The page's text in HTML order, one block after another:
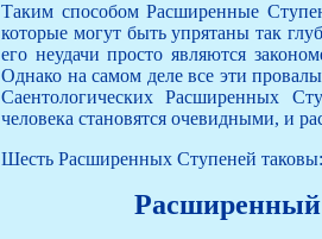
Таким способом Расширенные
которые могут быть упрятаны так
его неудачи просто являются
Однако на самом деле все эти
Саентологических Расширенных
человека становятся очевидными, и
Шесть Расширенных Ступеней таковы: